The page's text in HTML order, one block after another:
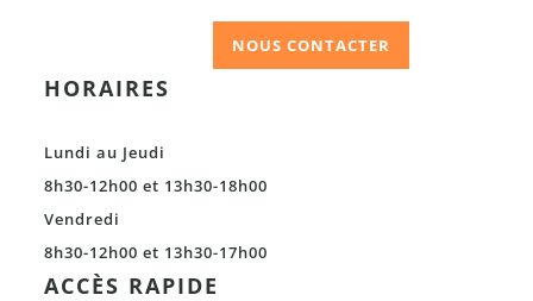
NOUS CONTACTER
HORAIRES
Lundi au Jeudi
8h30-12h00 et 13h30-18h00
Vendredi
8h30-12h00 et 13h30-17h00
ACCÈS RAPIDE